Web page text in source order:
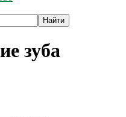
зуба